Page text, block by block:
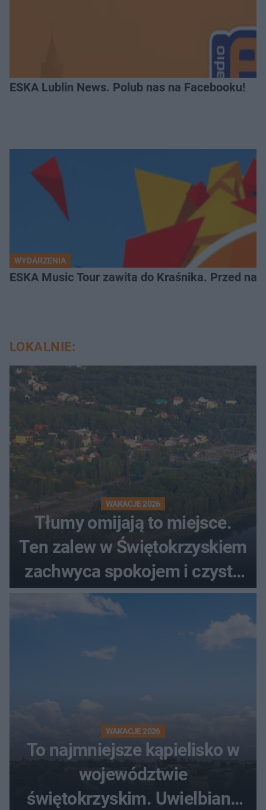
ESKA Lublin News. Polub nas na Facebooku!
WYDARZENIA
ESKA Music Tour zawita do Kraśnika. Przed
LOKALNIE:
WAKACJE 2026
Tłumy omijają to miejsce.
Ten zalew w Świętokrzyskiem
zachwyca spokojem i czystą
wodą
WAKACJE 2026
To najmniejsze kąpielisko w
województwie
świętokrzyskim. Uwielbiany